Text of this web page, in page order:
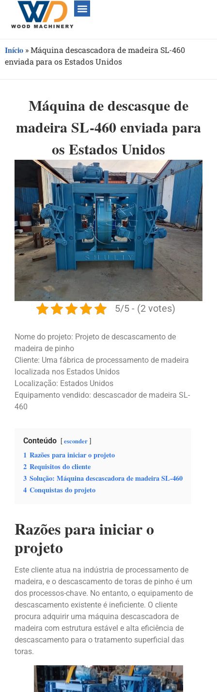
Início »Máquina descascadora de madeira SL-460
enviada para os Estados Unidos
Máquina de descasque de
madeira SL-460 enviada para
os Estados Unidos
5/5 - (2 votes)
Nome do projeto: Projeto de descascamento de
madeira de pinho
Cliente: Uma fábrica de processamento de madeira
localizada nos Estados Unidos
Localização: Estados Unidos
Equipamento vendido: descascador de madeira SL-
460
Conteúdo esconder
1 Razões para iniciar o projeto
2 Requisitos do cliente
3 Solução: Máquina descascadora de madeira SL-460
4 Conquistas do projeto
Razões para iniciar o
projeto
Este cliente atua na indústria de processamento de
madeira, e o descascamento de toras de pinho é um
dos processos-chave. No entanto, o equipamento de
descascamento existente é ineficiente. O cliente
procura adquirir uma máquina descascadora de
madeira com estrutura estável e alta eficiência de
descascamento para o tratamento superficial das
toras.